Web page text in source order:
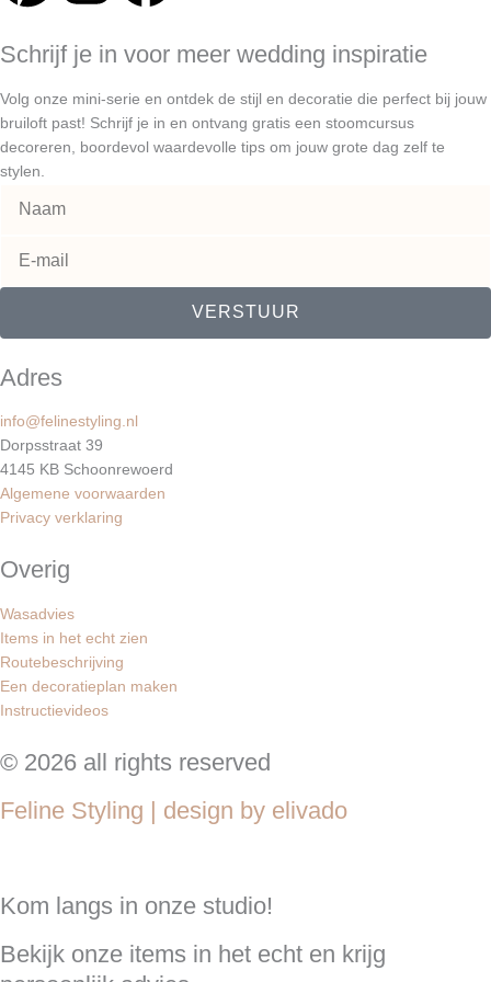
i
n
t
e
r
e
s
t
n
s
t
r
m
a
c
e
o
Schrijf je in voor meer wedding inspiratie
Volg onze mini-serie en ontdek de stijl en decoratie die perfect bij jouw
bruiloft past! Schrijf je in en ontvang gratis een stoomcursus
decoreren, boordevol waardevolle tips om jouw grote dag zelf te
stylen.
VERSTUUR
Adres
info@felinestyling.nl
Dorpsstraat 39
4145 KB Schoonrewoerd
Algemene voorwaarden
Privacy verklaring
Overig
Wasadvies
Items in het echt zien
Routebeschrijving
Een decoratieplan maken
Instructievideos
© 2026 all rights reserved
Feline Styling | design by elivado
Kom langs in onze studio!
Bekijk onze items in het echt en krijg